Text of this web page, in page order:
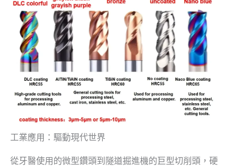
工業應用：驅動現代世界
從牙醫使用的微型鑽頭到隧道掘進機的巨型切削頭，硬